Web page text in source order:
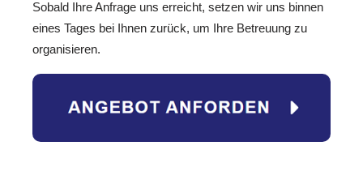
Sobald Ihre Anfrage uns erreicht, setzen wir uns binnen
eines Tages bei Ihnen zurück, um Ihre Betreuung zu
organisieren.